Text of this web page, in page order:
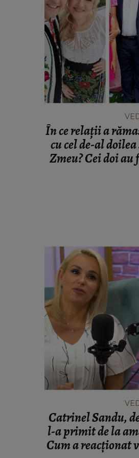
În ce relații a
cu cel de-al
Zmeu? Cei doi
Catrinel Sandu,
l-a primit de la
Cum a reacționat